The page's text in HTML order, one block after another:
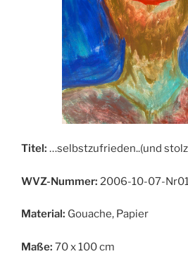
Titel: …selbstzufrieden..(und
WVZ-Nummer: 2006-10-07-Nr01
Material: Gouache, Papier
Maße: 70 x 100 cm